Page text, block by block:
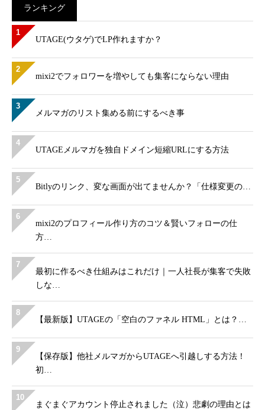
ランキング
1
UTAGE(ウタゲ)でLP作れますか？
2
mixi2でフォロワーを増やしても集客にならない理由
3
メルマガのリスト集める前にするべき事
4
UTAGEメルマガを独自ドメイン短縮URLにする方法
5
Bitlyのリンク、変な画面が出てませんか？「仕様変更の…
6
mixi2のプロフィール作り方のコツ＆賢いフォローの仕
方…
7
最初に作るべき仕組みはこれだけ｜一人社長が集客で失敗
しな…
8
【最新版】UTAGEの「空白のファネル HTML」とは？…
9
【保存版】他社メルマガからUTAGEへ引越しする方法！
初…
10
まぐまぐアカウント停止されました（泣）悲劇の理由とは